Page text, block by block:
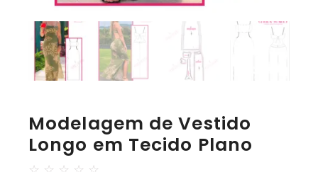
Modelagem de Vestido
Longo em Tecido Plano